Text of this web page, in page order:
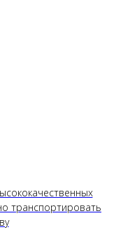
транспортировать